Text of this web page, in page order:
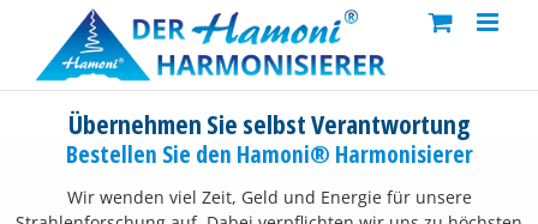
content
Übernehmen Sie selbst Verantwortung
Bestellen Sie den Hamoni® Harmonisierer
Wir wenden viel Zeit, Geld und Energie für unsere